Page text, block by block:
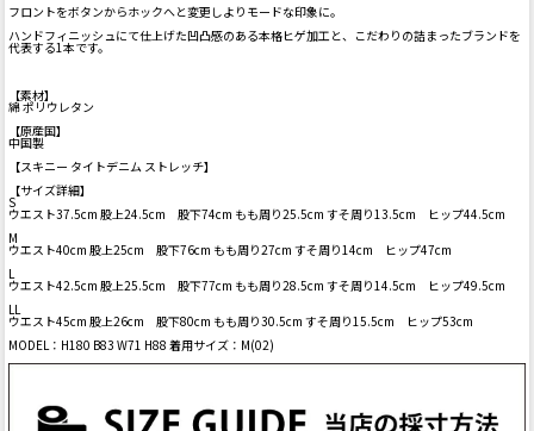
フロントをボタンからホックへと変更しよりモードな印象に。
ハンドフィニッシュにて仕上げた凹凸感のある本格ヒゲ加工と、こだわりの詰まったブランドを
代表する1本です。
【素材】
綿 ポリウレタン
【原産国】
中国製
【スキニー タイトデニム ストレッチ】
【サイズ詳細】
S
ウエスト37.5cm 股上24.5cm 股下74cm もも周り25.5cm すそ周り13.5cm ヒップ44.5cm
M
ウエスト40cm 股上25cm 股下76cm もも周り27cm すそ周り14cm ヒップ47cm
L
ウエスト42.5cm 股上25.5cm 股下77cm もも周り28.5cm すそ周り14.5cm ヒップ49.5cm
LL
ウエスト45cm 股上26cm 股下80cm もも周り30.5cm すそ周り15.5cm ヒップ53cm
MODEL：H180 B83 W71 H88 着用サイズ：M(02)